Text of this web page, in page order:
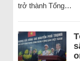
trở thành Tổng…